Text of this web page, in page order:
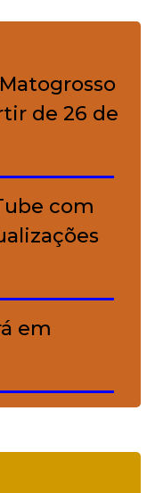
o
skincare: a
de 26 de
com
em
17